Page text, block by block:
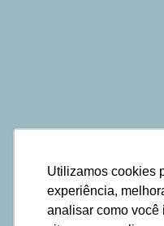
Utilizamos cookies
experiência,
analisar como você